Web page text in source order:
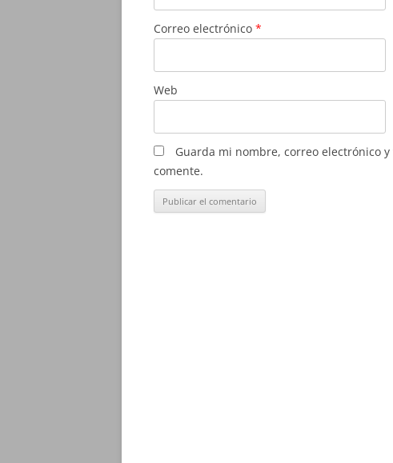
Correo electrónico *
Web
Guarda mi nombre, correo electrónico
comente.